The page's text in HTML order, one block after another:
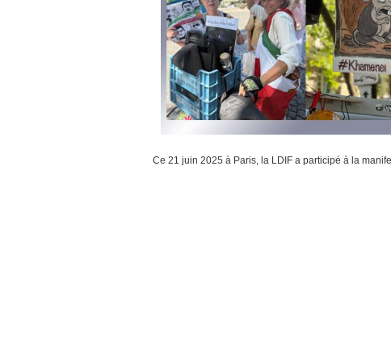
Ce 21 juin 2025 à Paris, la LDIF a participé à la